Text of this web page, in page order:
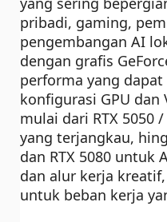
pribadi, gaming,
pengembangan AI
dengan grafis
performa yang
konfigurasi GPU
mulai dari RTX 5050
yang terjangkau,
dan RTX 5080 untuk
dan alur kerja
untuk beban kerja